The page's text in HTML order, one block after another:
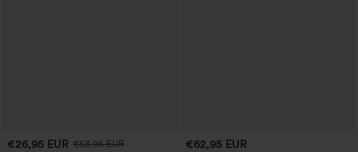
€26,95 EUR €53,95 EUR
€62,95 EUR